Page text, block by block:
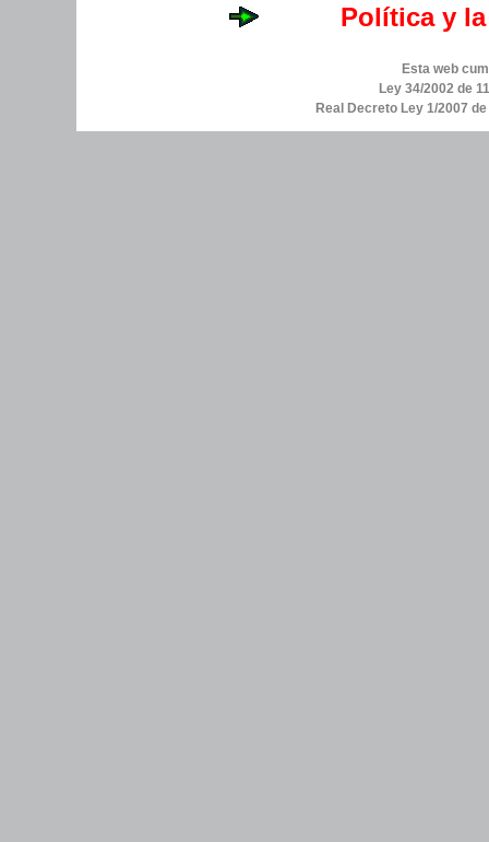
Política y
Esta web
Ley 34/2002 de
Real Decreto Ley 1/2007